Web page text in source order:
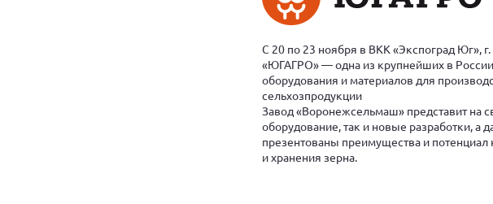
С 20 по 23 ноября в ВКК «Экспоград Юг»,
«ЮГАГРО» — одна из крупнейших в
оборудования и материалов для
сельхозпродукции
Завод «Воронежсельмаш» представит на
оборудование, так и новые разработки, а
презентованы преимущества и
и хранения зерна.